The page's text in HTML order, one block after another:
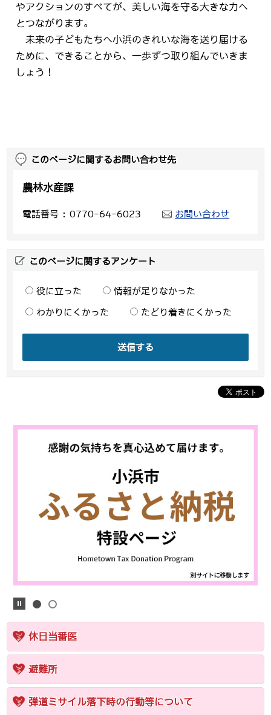
やアクションのすべてが、美しい海を守る大きな力へ
とつながります。
未来の子どもたちへ小浜のきれいな海を送り届ける
ために、できることから、一歩ずつ取り組んでいきま
しょう！
このページに関するお問い合わせ先
農林水産課
電話番号 0770-64-6023 お問い合わせ
このページに関するアンケート
役に立った 情報が足りなかった
わかりにくかった たどり着きにくかった
送信する
休日当番医
避難所
弾道ミサイル落下時の行動等について